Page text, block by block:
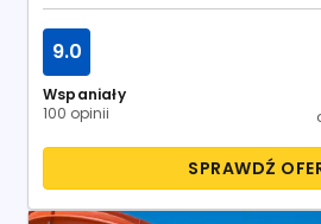
Wspaniały
100 opinii
9.0
SPRAWDŹ